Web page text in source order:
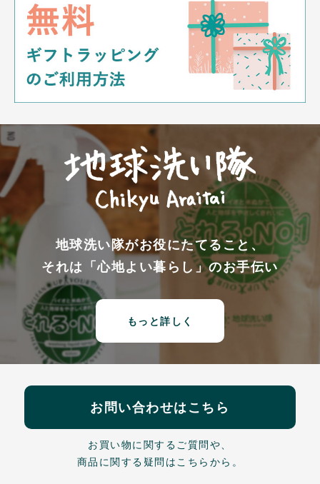
地球洗い隊がお役にたてること、
それは「心地よい暮らし」のお手伝い
もっと詳しく
お問い合わせはこちら
お買い物に関するご質問や、
商品に関する疑問はこちらから。